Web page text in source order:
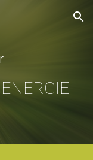
Skip to navigation